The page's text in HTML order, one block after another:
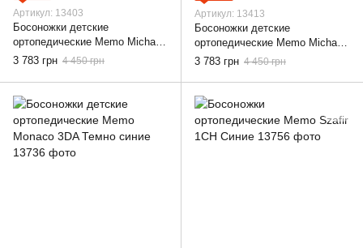
Артикул: 13403
Босоножки детские
ортопедические Memo Michael
1CH, 22
3 783 грн 4 450 грн
Артикул: 13413
Босоножки детские
ортопедические Memo Michael
1BC, 22
3 783 грн 4 450 грн